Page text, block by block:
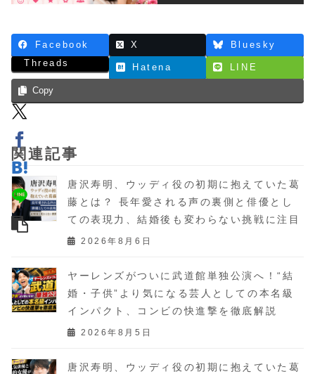
Facebook X
Bluesky
Threads
Hatena LINE
Copy
関連記事
唐沢寿明、ウッディ役の初期に抱えていた葛
藤とは？ 長年愛される声の裏側と俳優とし
ての表現力、結婚後も変わらない挑戦に注目
2026年8月6日
ヤーレンズがついに武道館単独公演へ！“結
婚・子供”より気になる芸人としての本名級
インパクト、コンビの快進撃を徹底解説
2026年8月5日
唐沢寿明、ウッディ役の初期に抱えていた葛